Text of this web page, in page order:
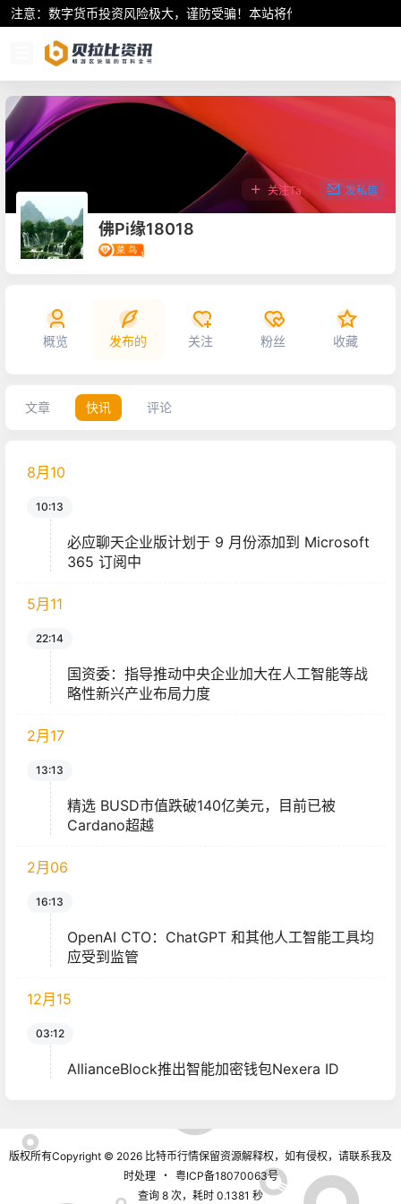
注意：数字货币投资风险极大，谨防受骗！本站将作为行业资讯共享
佛Pi缘18018
关注Ta 发私信
概览 发布的 关注 粉丝 收藏
文章 快讯 评论
8月10
10:13
必应聊天企业版计划于 9 月份添加到 Microsoft
365 订阅中
5月11
22:14
国资委：指导推动中央企业加大在人工智能等战
略性新兴产业布局力度
2月17
13:13
精选 BUSD市值跌破140亿美元，目前已被
Cardano超越
2月06
16:13
OpenAI CTO：ChatGPT 和其他人工智能工具均
应受到监管
12月15
03:12
AllianceBlock推出智能加密钱包Nexera ID
版权所有Copyright © 2026 比特币行情保留资源解释权，如有侵权，请联系我及
时处理
・ 粤ICP备18070063号
查询 8 次，耗时 0.1381 秒